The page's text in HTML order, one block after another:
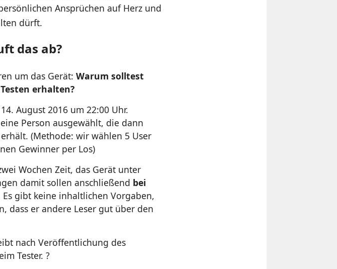
Ansprüchen auf Herz und
dürft.
das ab?
um das Gerät: Warum solltest
erhalten?
August 2016 um 22:00 Uhr.
Person ausgewählt, die dann
(Methode: wir wählen 5 User
Gewinner per Los)
Wochen Zeit, das Gerät unter
damit sollen anschließend bei
gibt keine inhaltlichen Vorgaben,
dass er andere Leser gut über den
nach Veröffentlichung des
Tester. ?